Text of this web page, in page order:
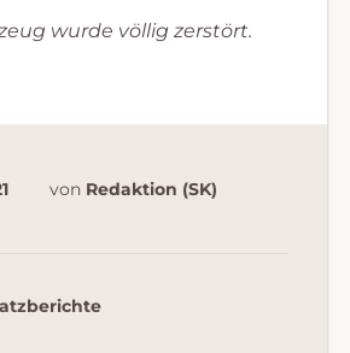
wurde völlig zerstört.
von Redaktion (SK)